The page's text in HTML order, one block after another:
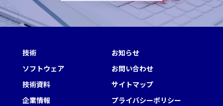
技術
ソフトウェア
技術資料
企業情報
お知らせ
お問い合わせ
サイトマップ
プライバシーポリシー